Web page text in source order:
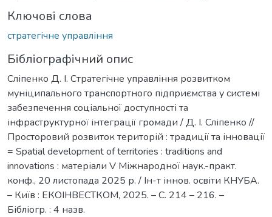
Ключові слова
стратегічне управління
Бібліографічний опис
Сліпенко Д. І. Стратегічне управління розвитком
муніципального транспортного підприємства у системі
забезпечення соціальної доступності та
інфраструктурної інтеграції громади / Д. І. Сліпенко //
Просторовий розвиток територій : традиції та інновації
= Spatial development of territories : traditions and
innovations : матеріали V Міжнародної наук.-практ.
конф., 20 листопада 2025 р. / Ін-т іннов. освіти КНУБА.
– Київ : ЕКОІНВЕСТКОМ, 2025. – С. 214 – 216. –
Бібліогр. : 4 назв.